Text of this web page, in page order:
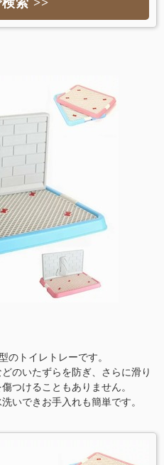
のトイレトレーです。
のいたずらを防ぎ、さらに滑り
つけることもありません。
いできお手入れも簡単です。